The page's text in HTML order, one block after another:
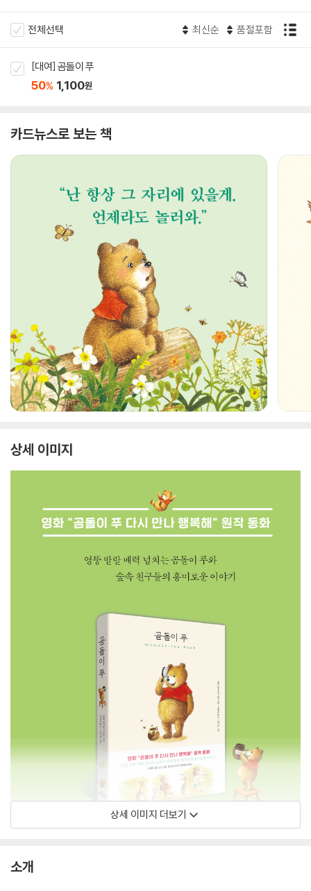
전체선택 최신순 품절포함
[대여] 곰돌이 푸
50% 1,100원
카드뉴스로 보는 책
상세 이미지
상세 이미지 더보기
소개